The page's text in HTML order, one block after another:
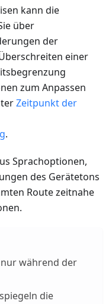
kann die
über
der
einer
zum Anpassen
Zeitpunkt der
.
Sprachoptionen,
des Gerätetons
Route zeitnahe
während der
die